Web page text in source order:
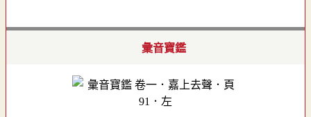
彙音寶鑑